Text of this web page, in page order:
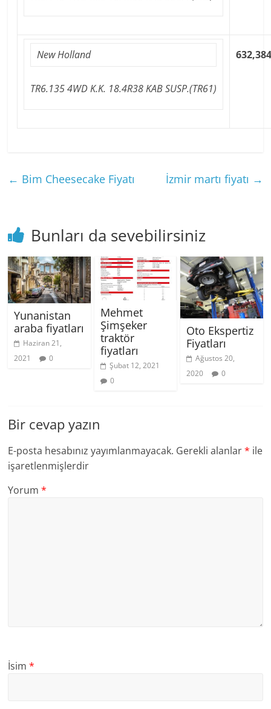
New Holland
TR6.135 4WD K.K. 18.4R38 KAB SUSP.(TR61)
← Bim Cheesecake Fiyatı İzmir martı fiyatı →
Bunları da sevebilirsiniz
Yunanistan
araba fiyatları
Haziran 21,
2021
0
Mehmet
Şimşeker
traktör
fiyatları
Şubat 12, 2021
0
Oto Ekspertiz
Fiyatları
Ağustos 20,
2020
0
Bir cevap yazın
E-posta hesabınız yayımlanmayacak. Gerekli alanlar* ile
işaretlenmişlerdir
Yorum*
İsim*